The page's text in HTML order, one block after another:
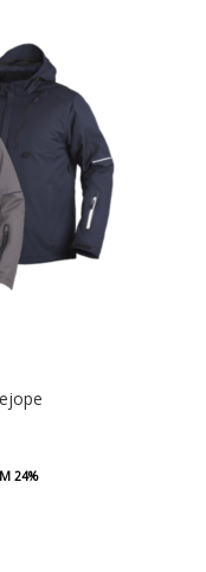
24%